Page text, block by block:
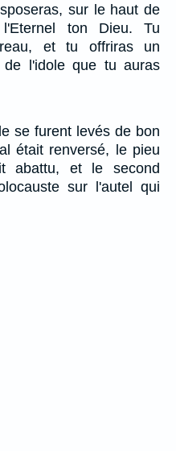
sur le haut de
ton Dieu. Tu
et tu offriras un
l'idole que tu auras
se furent levés de bon
était renversé, le pieu
abattu, et le second
sur l'autel qui